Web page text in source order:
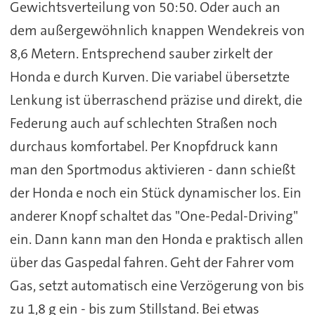
Gewichtsverteilung von 50:50. Oder auch an
dem außergewöhnlich knappen Wendekreis von
8,6 Metern. Entsprechend sauber zirkelt der
Honda e durch Kurven. Die variabel übersetzte
Lenkung ist überraschend präzise und direkt, die
Federung auch auf schlechten Straßen noch
durchaus komfortabel. Per Knopfdruck kann
man den Sportmodus aktivieren - dann schießt
der Honda e noch ein Stück dynamischer los. Ein
anderer Knopf schaltet das "One-Pedal-Driving"
ein. Dann kann man den Honda e praktisch allen
über das Gaspedal fahren. Geht der Fahrer vom
Gas, setzt automatisch eine Verzögerung von bis
zu 1,8 g ein - bis zum Stillstand. Bei etwas